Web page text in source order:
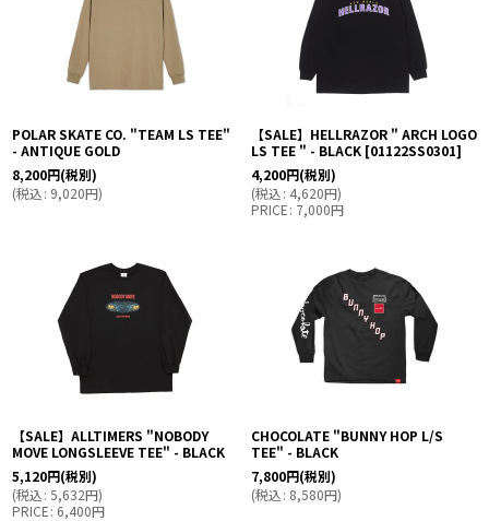
POLAR SKATE CO. "TEAM LS TEE"
- ANTIQUE GOLD
8,200円(税別)
(税込: 9,020円)
【SALE】HELLRAZOR " ARCH LOGO
LS TEE " - BLACK [01122SS0301]
4,200円(税別)
(税込: 4,620円)
PRICE: 7,000円
【SALE】ALLTIMERS "NOBODY
MOVE LONGSLEEVE TEE" - BLACK
5,120円(税別)
(税込: 5,632円)
PRICE: 6,400円
CHOCOLATE "BUNNY HOP L/S
TEE" - BLACK
7,800円(税別)
(税込: 8,580円)